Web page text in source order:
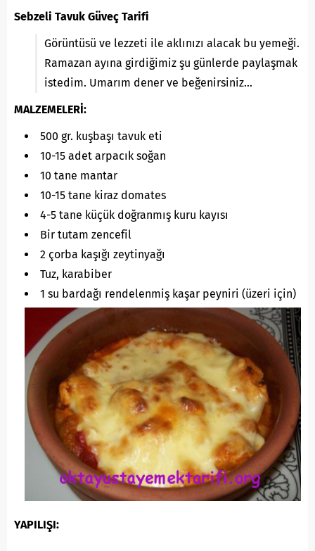
Sebzeli Tavuk Güveç Tarifi
Görüntüsü ve lezzeti ile aklınızı alacak bu yemeği.
Ramazan ayına girdiğimiz şu günlerde paylaşmak
istedim. Umarım dener ve beğenirsiniz…
MALZEMELERİ:
500 gr. kuşbaşı tavuk eti
10-15 adet arpacık soğan
10 tane mantar
10-15 tane kiraz domates
4-5 tane küçük doğranmış kuru kayısı
Bir tutam zencefil
2 çorba kaşığı zeytinyağı
Tuz, karabiber
1 su bardağı rendelenmiş kaşar peyniri (üzeri için)
YAPILIŞI: